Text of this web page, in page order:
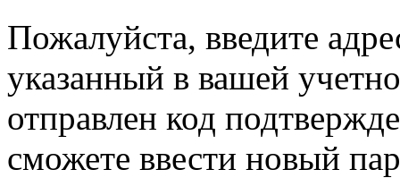
Пожалуйста, введите
указанный в вашей
отправлен код
сможете ввести новый